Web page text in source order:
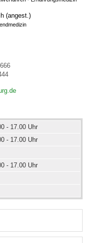
(angest.)
- 17.00 Uhr
- 17.00 Uhr
- 17.00 Uhr